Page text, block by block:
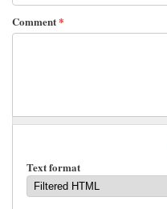
Comment*
Text format